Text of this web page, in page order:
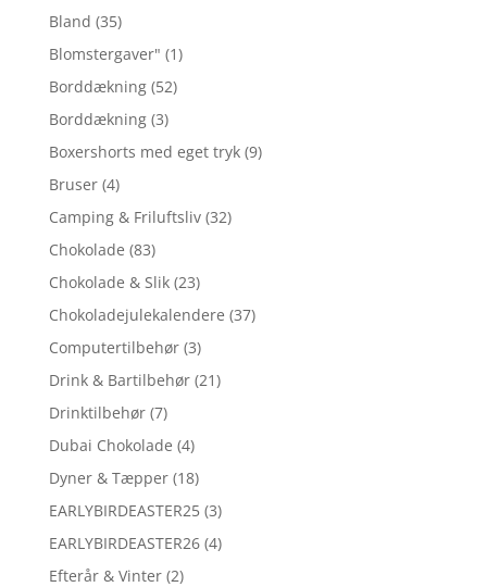
Bland (35)
Blomstergaver" (1)
Borddækning (52)
Borddækning (3)
Boxershorts med eget tryk (9)
Bruser (4)
Camping & Friluftsliv (32)
Chokolade (83)
Chokolade & Slik (23)
Chokoladejulekalendere (37)
Computertilbehør (3)
Drink & Bartilbehør (21)
Drinktilbehør (7)
Dubai Chokolade (4)
Dyner & Tæpper (18)
EARLYBIRDEASTER25 (3)
EARLYBIRDEASTER26 (4)
Efterår & Vinter (2)